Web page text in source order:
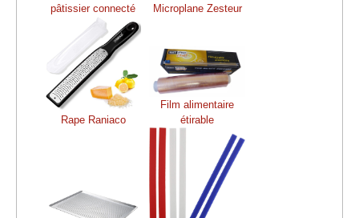
pâtissier connecté
Microplane Zesteur
Rape Raniaco
Film alimentaire
étirable